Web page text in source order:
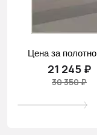
Цена за полотно
21 245 ₽
30 350 ₽